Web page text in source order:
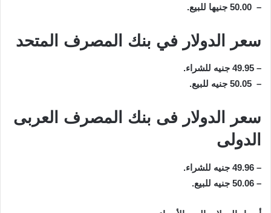
– 50.00 جنيها للبيع.
سعر الدولار في بنك المصرف المتحد
– 49.95 جنيه للشراء.
– 50.05 جنيه للبيع.
سعر الدولار فى بنك المصرف العربى
الدولى
– 49.96 جنيه للشراء.
– 50.06 جنيه للبيع.